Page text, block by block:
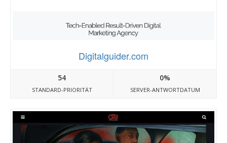
Digitalguider.com
54
STANDARD-PRIORITÄT
0%
SERVER-ANTWORTDATUM